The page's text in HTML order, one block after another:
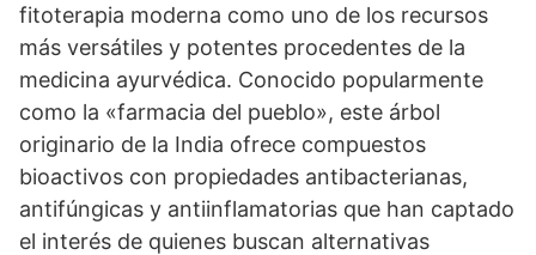
fitoterapia moderna como uno de los recursos
más versátiles y potentes procedentes de la
medicina ayurvédica. Conocido popularmente
como la «farmacia del pueblo», este árbol
originario de la India ofrece compuestos
bioactivos con propiedades antibacterianas,
antifúngicas y antiinflamatorias que han captado
el interés de quienes buscan alternativas